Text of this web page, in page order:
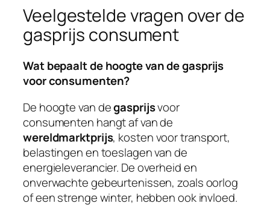
Veelgestelde vragen over de
gasprijs consument
Wat bepaalt de hoogte van de gasprijs
voor consumenten?
De hoogte van degasprijsvoor
consumenten hangt af van de
wereldmarktprijs, kosten voor transport,
belastingen en toeslagen van de
energieleverancier. De overheid en
onverwachte gebeurtenissen, zoals oorlog
of een strenge winter, hebben ook invloed.